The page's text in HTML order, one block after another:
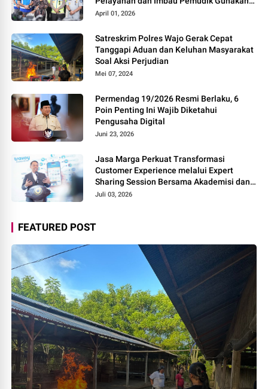
Rest Area Alternatif
April 01, 2026
Satreskrim Polres Wajo Gerak Cepat
Tanggapi Aduan dan Keluhan Masyarakat
Soal Aksi Perjudian
Mei 07, 2024
Permendag 19/2026 Resmi Berlaku, 6
Poin Penting Ini Wajib Diketahui
Pengusaha Digital
Juni 23, 2026
Jasa Marga Perkuat Transformasi
Customer Experience melalui Expert
Sharing Session Bersama Akademisi dan
Praktisi
Juli 03, 2026
FEATURED POST